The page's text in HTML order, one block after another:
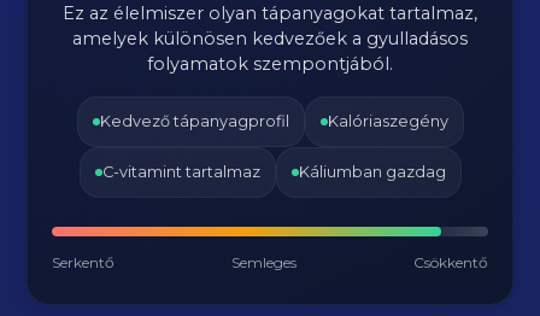
Ez az élelmiszer olyan tápanyagokat tartalmaz,
amelyek különösen kedvezőek a gyulladásos
folyamatok szempontjából.
Kedvező tápanyagprofil Kalóriaszegény
C-vitamint tartalmaz Káliumban gazdag
Serkentő Semleges Csökkentő